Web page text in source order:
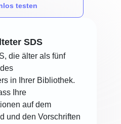
testen
SDS
die älter als fünf
in Ihrer Bibliothek.
Ihre
auf dem
und den Vorschriften